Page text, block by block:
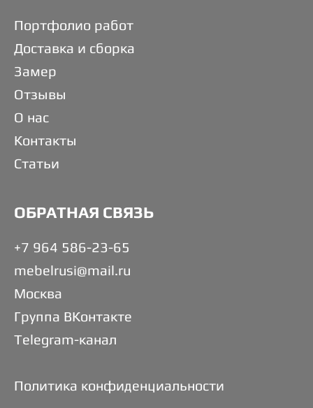
Портфолио работ
Доставка и сборка
Замер
Отзывы
О нас
Контакты
Статьи
ОБРАТНАЯ СВЯЗЬ
+7 964 586-23-65
mebelrusi@mail.ru
Москва
Группа ВКонтакте
Telegram-канал
Политика конфиденциальности